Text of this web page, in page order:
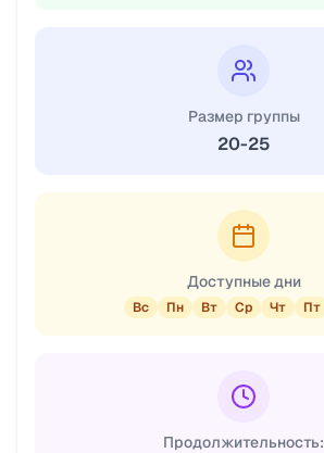
Размер группы
20-25
Доступные дни
Вс Пн Вт Ср Чт Пт
Продолжительность: